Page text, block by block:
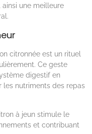
ainsi une meilleure
citronnée est un rituel
Ce geste
digestif en
les nutriments des repas
à jeun stimule le
et contribuant